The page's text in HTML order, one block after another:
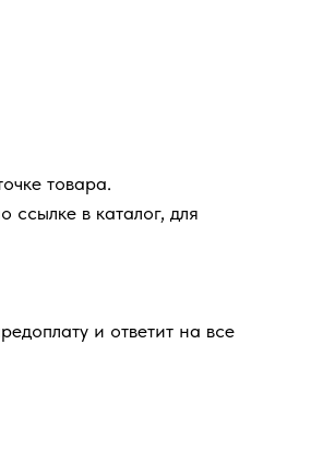
товара.
в каталог, для
и ответит на все